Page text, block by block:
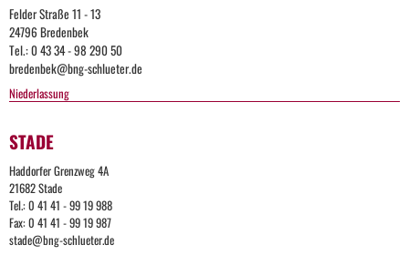
Felder Straße 11 - 13
24796 Bredenbek
Tel.: 0 43 34 - 98 290 50
bredenbek@bng-schlueter.de
Niederlassung
STADE
Haddorfer Grenzweg 4A
21682 Stade
Tel.: 0 41 41 - 99 19 988
Fax: 0 41 41 - 99 19 987
stade@bng-schlueter.de